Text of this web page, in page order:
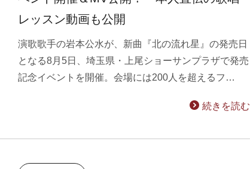
レッスン動画も公開
演歌歌手の岩本公水が、新曲『北の流れ星』の発売日
となる8月5日、埼玉県・上尾ショーサンプラザで発売
記念イベントを開催。会場には200人を超えるフ…
続きを読む